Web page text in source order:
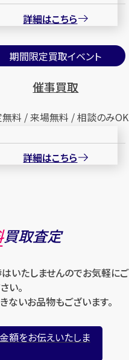
詳細はこちら
期間限定買取イベント
催事買取
料 / 来場無料 / 相談のみOK
詳細はこちら
買取査定
いたしませんのでお気軽にご
い。
ないお品物もございます。
額をお伝えいたしま